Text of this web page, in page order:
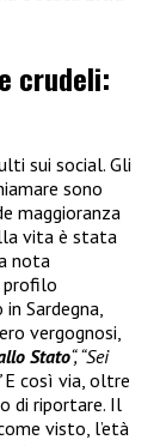
crudeli:
sui social. Gli
sono
maggioranza
vita è stata
nota
profilo
Sardegna,
vergognosi,
Stato“, “Sei
E così via, oltre
di riportare. Il
visto, l’età